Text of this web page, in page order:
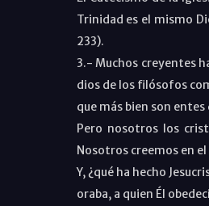
Trinidad es el mismo
233).
3.- Muchos creyentes
dios de los filósofos
que más bien son
Pero nosotros los
Nosotros creemos en
Y, ¿qué ha hecho
oraba, a quien Él